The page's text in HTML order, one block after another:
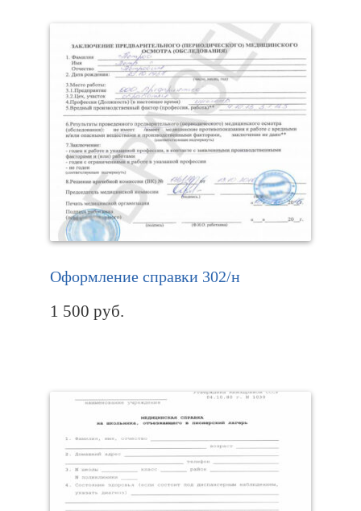
Оформление справки 302/н
1 500 руб.